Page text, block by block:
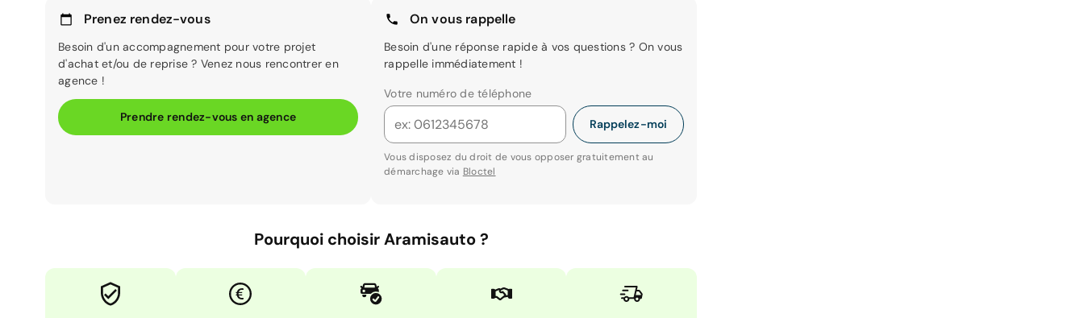
Prenez rendez-vous
Besoin d'un accompagnement pour votre projet
d'achat et/ou de reprise ? Venez nous rencontrer en
agence !
Prendre rendez-vous en agence
On vous rappelle
Besoin d'une réponse rapide à vos questions ? On vous
rappelle immédiatement !
Votre numéro de téléphone
Rappelez-moi
Vous disposez du droit de vous opposer gratuitement au
démarchage via Bloctel
Pourquoi choisir Aramisauto ?